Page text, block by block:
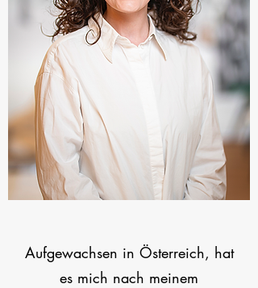
Aufgewachsen in Österreich, hat
es mich nach meinem